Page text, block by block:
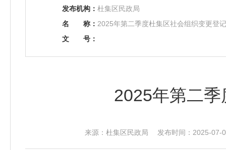
发布机构： 杜集区民政局
名
称： 2025年第二季度杜集区社会组织变更登
文
号：
2025年第二
来源：杜集区民政局 发布时间：2025-